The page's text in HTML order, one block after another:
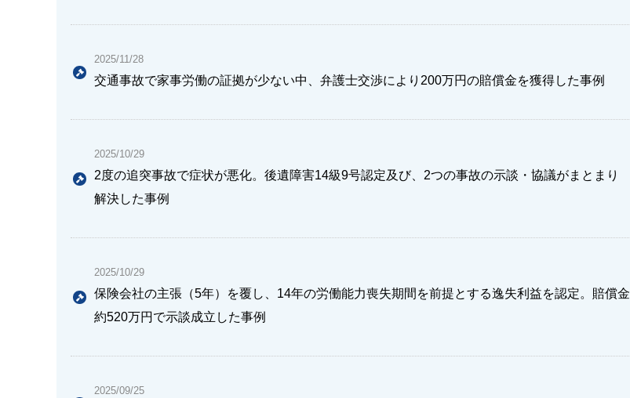
2025/11/28
交通事故で家事労働の証拠が少ない中、弁護士交渉により200万円の賠償金を獲得した事例
2025/10/29
2度の追突事故で症状が悪化。後遺障害14級9号認定及び、2つの事故の示談・協議がまとまり
解決した事例
2025/10/29
保険会社の主張（5年）を覆し、14年の労働能力喪失期間を前提とする逸失利益を認定。賠償金
約520万円で示談成立した事例
2025/09/25